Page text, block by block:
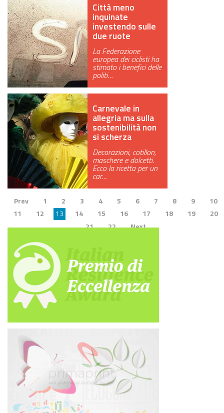
Città meno
inquinate
investendo sulle
due ruote
La Federazione
europea dei ciclisti ha
stimato i benefici delle
politi…
Carnevale in
allegria ma sulla
sostenibilità non
si scherza
Decorazioni, cotillon,
maschere e dolcetti.
Ecco la ricetta per un
car…
Prev 1 2 3 4 5 6 7 8 9
10
11
12 13 14 15 16 17 18 19
20
21
22 Next